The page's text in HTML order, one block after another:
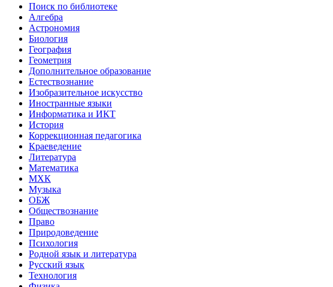
Поиск по библиотеке
Алгебра
Астрономия
Биология
География
Геометрия
Дополнительное образование
Естествознание
Изобразительное искусство
Иностранные языки
Информатика и ИКТ
История
Коррекционная педагогика
Краеведение
Литература
Математика
МХК
Музыка
ОБЖ
Обществознание
Право
Природоведение
Психология
Родной язык и литература
Русский язык
Технология